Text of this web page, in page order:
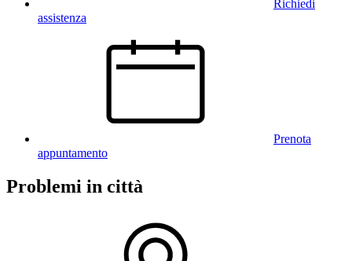
Richiedi
assistenza
Prenota
appuntamento
Problemi in città